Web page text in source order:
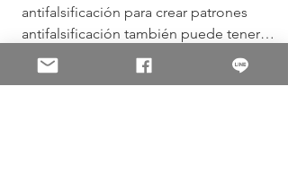
antifalsificación para crear patrones
antifalsificación también puede tener
buenos efectos...